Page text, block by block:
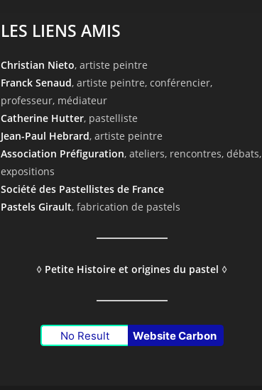
LES LIENS AMIS
Christian Nieto, artiste peintre
Franck Senaud, artiste peintre, conférencier,
professeur, médiateur
Catherine Hutter, pastelliste
Jean-Paul Hebrard, artiste peintre
Association Préfiguration, ateliers, rencontres, débats,
expositions
Société des Pastellistes de France
Pastels Girault, fabrication de pastels
◊ Petite Histoire et origines du pastel ◊
No Result Website Carbon